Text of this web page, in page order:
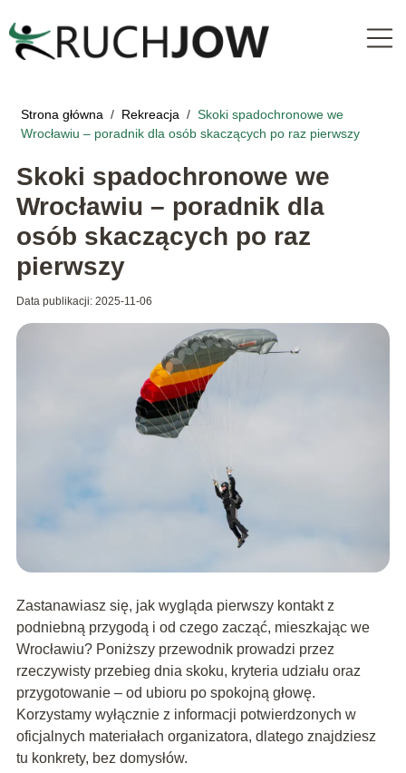
Strona główna / Rekreacja / Skoki spadochronowe we
Wrocławiu – poradnik dla osób skaczących po raz pierwszy
Skoki spadochronowe we
Wrocławiu – poradnik dla
osób skaczących po raz
pierwszy
Data publikacji: 2025-11-06
Zastanawiasz się, jak wygląda pierwszy kontakt z
podniebną przygodą i od czego zacząć, mieszkając we
Wrocławiu? Poniższy przewodnik prowadzi przez
rzeczywisty przebieg dnia skoku, kryteria udziału oraz
przygotowanie – od ubioru po spokojną głowę.
Korzystamy wyłącznie z informacji potwierdzonych w
oficjalnych materiałach organizatora, dlatego znajdziesz
tu konkrety, bez domysłów.